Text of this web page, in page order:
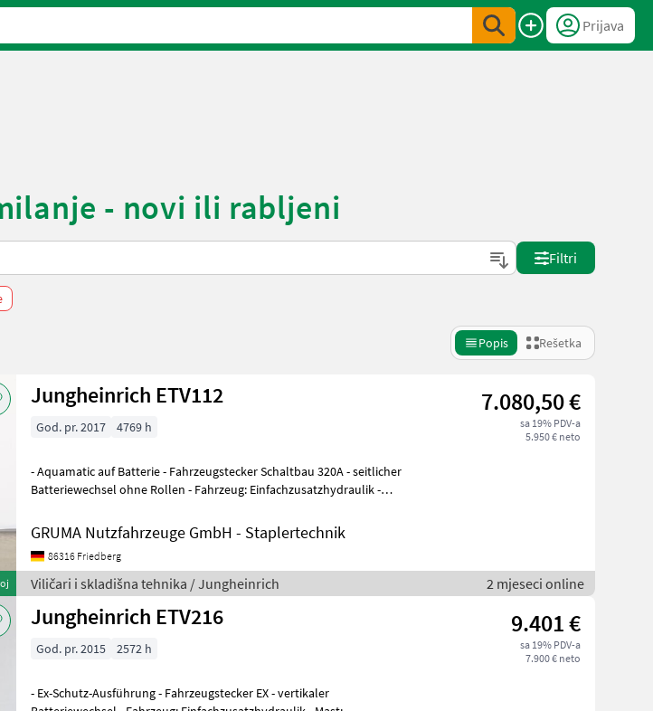
Prijava
- novi ili rabljeni
Filtri
Popis Rešetka
Jungheinrich ETV112 7.080,50 €
sa 19% PDV-a
5.950 € neto
God. pr. 2017 4769 h
- Aquamatic auf Batterie - Fahrzeugstecker Schaltbau 320A - seitlicher
Batteriewechsel ohne Rollen - Fahrzeug: Einfachzusatzhydraulik -
GRUMA Nutzfahrzeuge GmbH - Staplertechnik
86316 Friedberg
Viličari i skladišna tehnika / Jungheinrich 2 mjeseci online
Jungheinrich ETV216 9.401 €
sa 19% PDV-a
7.900 € neto
God. pr. 2015 2572 h
- Ex-Schutz-Ausführung - Fahrzeugstecker EX - vertikaler